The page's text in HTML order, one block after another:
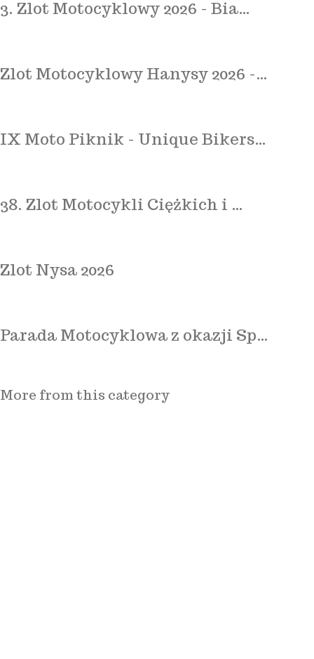
3. Zlot Motocyklowy 2026 - Bia…
Zlot Motocyklowy Hanysy 2026 -…
IX Moto Piknik - Unique Bikers…
38. Zlot Motocykli Ciężkich i …
Zlot Nysa 2026
Parada Motocyklowa z okazji Sp…
More from this category